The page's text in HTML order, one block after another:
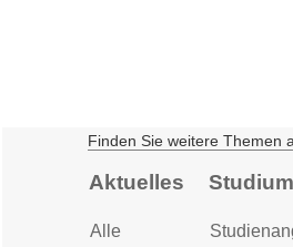
Finden Sie weitere Themen
Aktuelles
Alle
Studium